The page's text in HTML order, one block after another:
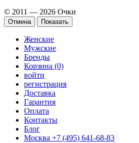
© 2011 — 2026 Очки
Отмена Показать
Женские
Мужские
Бренды
Корзина (0)
войти
регистрация
Доставка
Гарантия
Оплата
Контакты
Блог
Москва +7 (495) 641-68-83